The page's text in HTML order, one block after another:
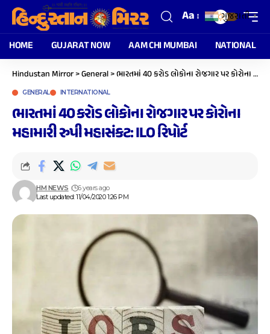
Aa
HOME GUJARAT NOW AAM CHI MUMBAI NATIONAL
Hindustan Mirror>General>ભારતમાં 40 કરોડ લોકોના રોજગાર પર કોરોના મહામારી રુપી મહાસંકટ: ILO રિપોર્ટ
GENERAL INTERNATIONAL
ભારતમાં 40 કરોડ લોકોના રોજગાર પર કોરોના
મહામારી રુપી મહાસંકટ: ILO રિપોર્ટ
Last updated: 11/04/2020 1:26 PM
HM NEWS 6 years ago
ગુજરાતી ▼